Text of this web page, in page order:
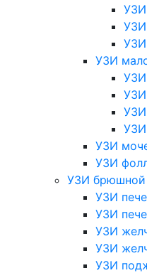
УЗИ
УЗИ
УЗИ
УЗИ
УЗИ
УЗИ
УЗИ
УЗИ
УЗИ брюшной
УЗИ
УЗИ
УЗИ
УЗИ
УЗИ